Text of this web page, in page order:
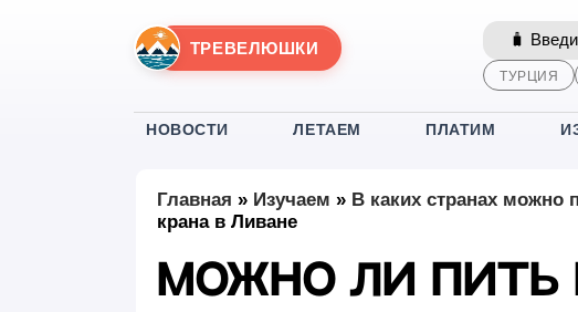
ТРЕВЕЛЮШКИ
ТУРЦИЯ
НОВОСТИ ЛЕТАЕМ ПЛАТИМ
Главная » Изучаем » В каких странах можно
крана в Ливане
Можно ли пить